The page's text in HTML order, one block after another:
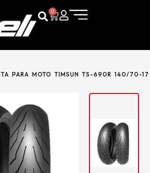
0
PARA MOTO TIMSUN TS-690R 140/70-17